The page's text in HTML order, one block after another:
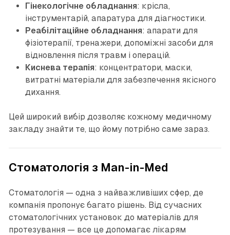
Гінекологічне обладнання: крісла,
інструментарій, апаратура для діагностики.
Реабілітаційне обладнання: апарати для
фізіотерапії, тренажери, допоміжні засоби для
відновлення після травм і операцій.
Киснева терапія: концентратори, маски,
витратні матеріали для забезпечення якісного
дихання.
Цей широкий вибір дозволяє кожному медичному
закладу знайти те, що йому потрібно саме зараз.
Стоматологія з Man-in-Med
Стоматологія — одна з найважливіших сфер, де
компанія пропонує багато рішень. Від сучасних
стоматологічних установок до матеріалів для
протезування — все це допомагає лікарям